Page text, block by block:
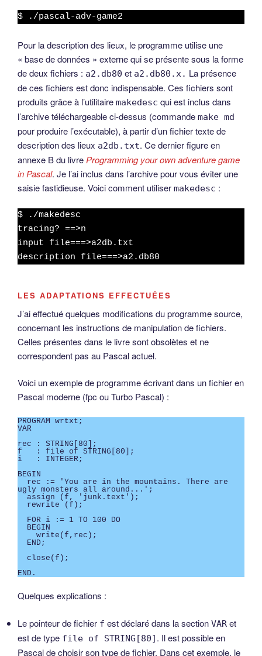
$ ./pascal-adv-game2
Pour la description des lieux, le programme utilise une
« base de données » externe qui se présente sous la forme
de deux fichiers : a2.db80 et a2.db80.x. La présence
de ces fichiers est donc indispensable. Ces fichiers sont
produits grâce à l’utilitaire makedesc qui est inclus dans
l’archive téléchargeable ci-dessus (commande make md
pour produire l’exécutable), à partir d’un fichier texte de
description des lieux a2db.txt. Ce dernier figure en
annexe B du livre Programming your own adventure game
in Pascal. Je l’ai inclus dans l’archive pour vous éviter une
saisie fastidieuse. Voici comment utiliser makedesc :
$ ./makedesc
tracing? ==>n
input file===>a2db.txt
description file===>a2.db80
LES ADAPTATIONS EFFECTUÉES
J’ai effectué quelques modifications du programme source,
concernant les instructions de manipulation de fichiers.
Celles présentes dans le livre sont obsolètes et ne
correspondent pas au Pascal actuel.
Voici un exemple de programme écrivant dans un fichier en
Pascal moderne (fpc ou Turbo Pascal) :
PROGRAM wrtxt;
VAR
rec : STRING[80];
f   : file of STRING[80];
i   : INTEGER;
BEGIN
ugly monsters all around...';
END.
Quelques explications :
Le pointeur de fichier f est déclaré dans la section VAR et
est de type file of STRING[80] . Il est possible en
Pascal de choisir son type de fichier. Dans cet exemple, le